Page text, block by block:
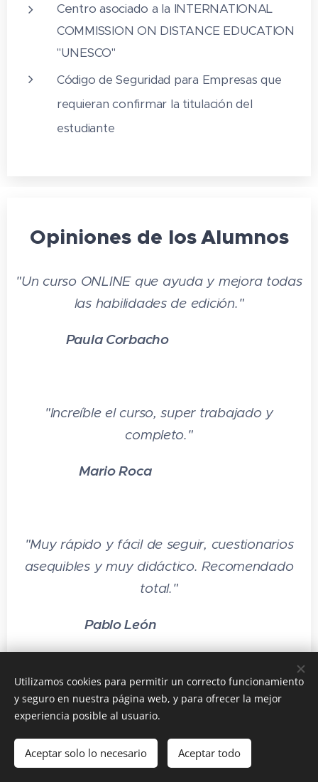
Añadir a la cesta
Centro asociado a la INTERNATIONAL
COMMISSION ON DISTANCE EDUCATION
"UNESCO"
Código de Seguridad para Empresas que
requieran confirmar la titulación del
estudiante
Opiniones de losAlumnos
"Un curso ONLINE que ayuda y mejora todas
las habilidades de edición."
Paula Corbacho
"Increíble el curso, super trabajado y
completo."
Mario Roca
"Muy rápido y fácil de seguir, cuestionarios
asequibles y muy didáctico. Recomendado
total."
Pablo León
Preguntas frecuentes
Utilizamos cookies para permitir un correcto funcionamiento
y seguro en nuestra página web, y para ofrecer la mejor
experiencia posible al usuario.
Aceptar solo lo necesario Aceptar todo